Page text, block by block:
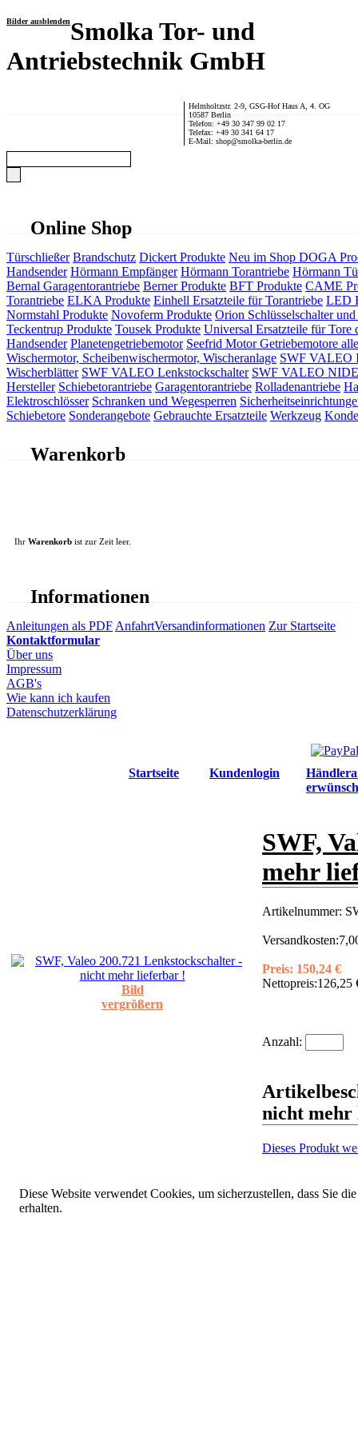
Bilder ausblendenSmolka Tor- und
Antriebstechnik GmbH
Helmholtzstr. 2-9, GSG-Hof Haus A, 4. OG
10587 Berlin
Telefon: +49 30 347 99 02 17
Telefax: +49 30 341 64 17
E-Mail: shop@smolka-berlin.de
Online Shop
Türschließer Brandschutz Dickert Produkte Neu im Shop DOGA
Handsender Hörmann Empfänger Hörmann Torantriebe Hörmann
Bernal Garagentorantriebe Berner Produkte BFT Produkte CAME
Torantriebe ELKA Produkte Einhell Ersatzteile für Torantriebe LED
Normstahl Produkte Novoferm Produkte Orion Schlüsselschalter und
Teckentrup Produkte Tousek Produkte Universal Ersatzteile für Tore
Handsender Planetengetriebemotor Seefrid Motor Getriebemotore
Wischermotor, Scheibenwischermotor, Wischeranlage SWF VALEO
Wischerblätter SWF VALEO Lenkstockschalter SWF VALEO
Hersteller Schiebetorantriebe Garagentorantriebe Rolladenantriebe
Elektroschlösser Schranken und Wegesperren
Schiebetore Sonderangebote Gebrauchte Ersatzteile Werkzeug
Warenkorb
Ihr Warenkorb ist zur Zeit leer.
Informationen
Anleitungen als PDF AnfahrtVersandinformationen Zur Startseite
Kontaktformular
Über uns
Impressum
AGB's
Wie kann ich kaufen
Datenschutzerklärung
Startseite Kundenlogin
Bild
vergrößern
SWF,
mehr
Artikelnummer:
Versandkosten:
Preis: 150,24 €
Nettopreis:126,25
Anzahl:
nicht
Dieses Produkt
Diese Website verwendet Cookies, um sicherzustellen, dass Sie
erhalten.